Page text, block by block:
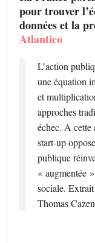
pour trouver
données et la
Atlantico
L’action
une équation
et
approches
échec. A cette
start-up
publique
« augmentée
sociale.
Thomas